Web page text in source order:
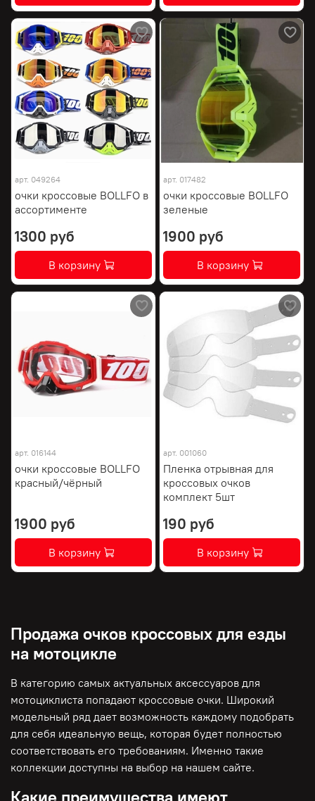
арт. 049264
очки кроссовые BOLLFO в
ассортименте
1300 руб
В корзину
арт. 017482
очки кроссовые BOLLFO
зеленые
1900 руб
В корзину
арт. 016144
очки кроссовые BOLLFO
красный/чёрный
1900 руб
В корзину
арт. 001060
Пленка отрывная для
кроссовых очков
комплект 5шт
190 руб
В корзину
Продажа очков кроссовых для езды
на мотоцикле
В категорию самых актуальных аксессуаров для
мотоциклиста попадают кроссовые очки. Широкий
модельный ряд дает возможность каждому подобрать
для себя идеальную вещь, которая будет полностью
соответствовать его требованиям. Именно такие
коллекции доступны на выбор на нашем сайте.
Какие преимущества имеют